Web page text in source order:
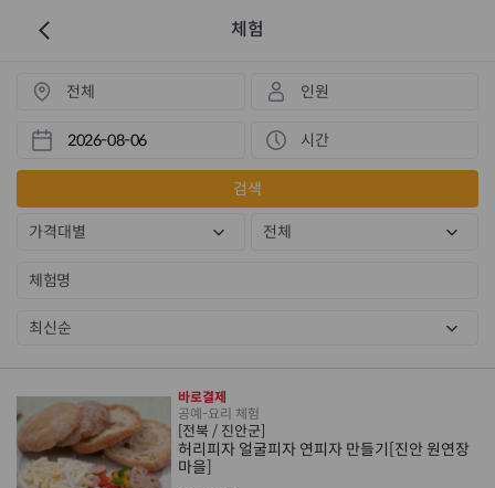
체험
전체 인원
시간
검색
가격대별 전체
최신순
공예-요리 체험
바로결제
[전북 / 진안군]
허리피자 얼굴피자 연피자 만들기[진안 원연장
마을]